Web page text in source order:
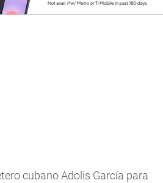
cubano Adolis García para